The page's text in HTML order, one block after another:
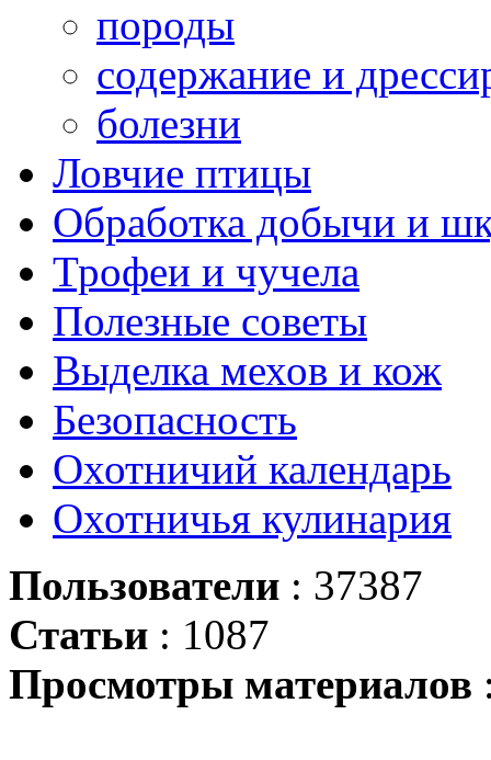
породы
содержание и
болезни
Ловчие птицы
Обработка добычи и
Трофеи и чучела
Полезные советы
Выделка мехов и кож
Безопасность
Охотничий календарь
Охотничья кулинария
Пользователи : 37387
Статьи : 1087
Просмотры материалов